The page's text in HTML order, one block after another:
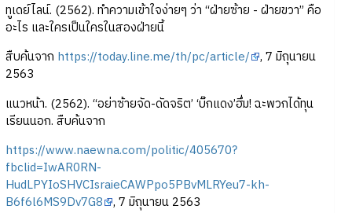
ทูเดย์ไลน์. (2562). ทำความเข้าใจง่ายๆ ว่า “ฝ่ายซ้าย - ฝ่ายขวา” คือ
อะไร และใครเป็นใครในสองฝ่ายนี้
สืบค้นจาก https://today.line.me/th/pc/article/ , 7 มิถุนายน
2563
แนวหน้า. (2562). “อย่าซ้ายจัด-ดัดจริต’ ‘บิ๊กแดง’ฮึ่ม! ฉะพวกได้ทุน
เรียนนอก. สืบค้นจาก
https://www.naewna.com/politic/405670?
fbclid=IwAR0RN-
HudLPYIoSHVCIsraieCAWPpo5PBvMLRYeu7-kh-
B6f6l6MS9Dv7G8 , 7 มิถุนายน 2563